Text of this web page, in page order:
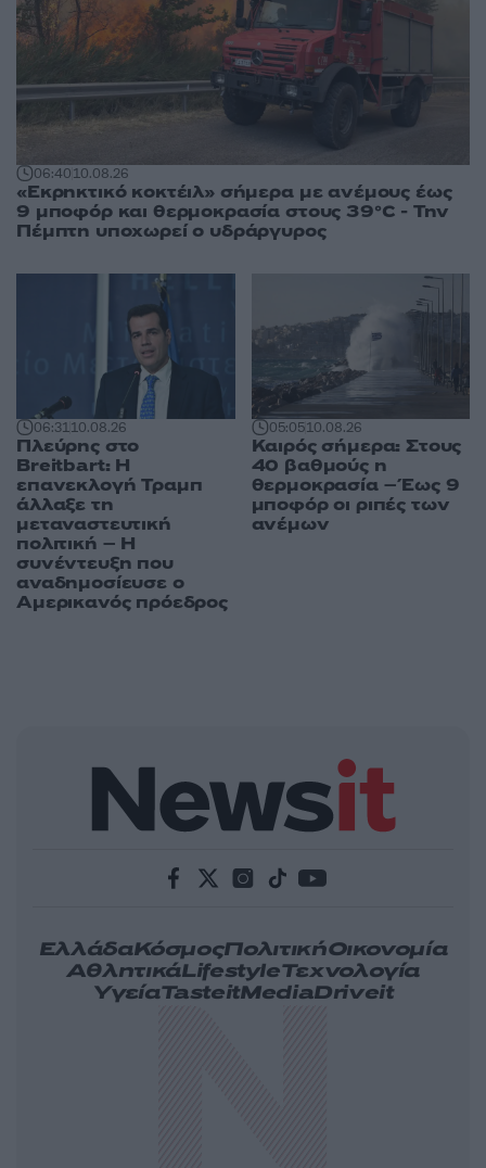
06:4010.08.26
«Εκρηκτικό κοκτέιλ» σήμερα με ανέμους έως
9 μποφόρ και θερμοκρασία στους 39°C - Την
Πέμπτη υποχωρεί ο υδράργυρος
06:3110.08.26
Πλεύρης στο
Breitbart: Η
επανεκλογή Τραμπ
άλλαξε τη
μεταναστευτική
πολιτική – Η
συνέντευξη που
αναδημοσίευσε ο
Αμερικανός πρόεδρος
05:0510.08.26
Καιρός σήμερα: Στους
40 βαθμούς η
θερμοκρασία – Έως 9
μποφόρ οι ριπές των
ανέμων
ΕλλάδαΚόσμοςΠολιτικήΟικονομία
ΑθλητικάLifestyleΤεχνολογία
ΥγείαTasteitMediaDriveit